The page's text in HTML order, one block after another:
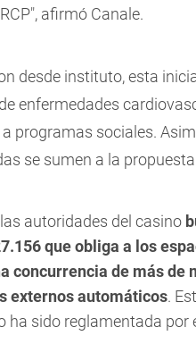
afirmó Canale.
desde instituto, esta
enfermedades
programas sociales.
se sumen a la
autoridades del casino
que obliga a los
concurrencia de más de
externos automáticos.
ha sido reglamentada por